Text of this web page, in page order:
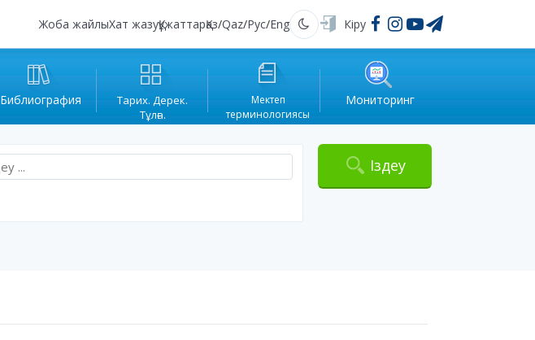
Жоба жайлыХат жазуҚұжаттарҚаз/Qaz/Рус/Eng Қараңғы Кіру
Библиография
Тарих. Дерек.
Тұлға.
Мектеп
терминологиясы
Мониторинг
Іздеу